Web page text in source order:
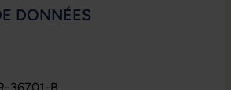
DONNÉES